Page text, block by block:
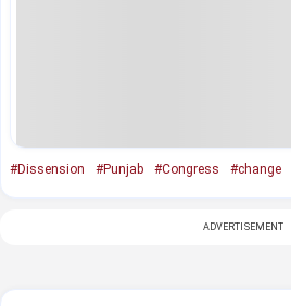
#Dissension #Punjab #Congress #change
ADVERTISEMENT